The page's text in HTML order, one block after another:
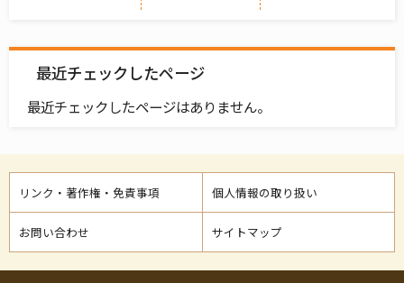
最近チェックしたページ
最近チェックしたページはありません。
リンク・著作権・免責事項 個人情報の取り扱い
お問い合わせ サイトマップ